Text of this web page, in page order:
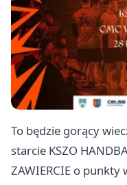
To będzie gorący
starcie KSZO
ZAWIERCIE o